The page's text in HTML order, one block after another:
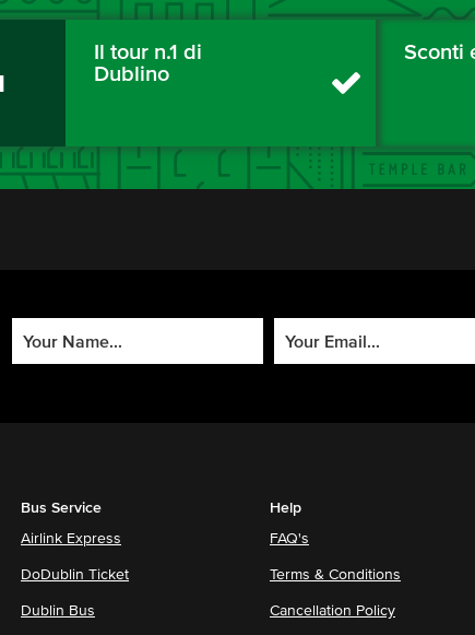
Il tour n.1 di
Dublino
Sconti
Bus Service
Airlink Express
DoDublin Ticket
Dublin Bus
Help
FAQ's
Terms & Conditions
Cancellation Policy